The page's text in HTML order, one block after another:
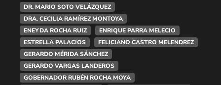
DR. MARIO SOTO VELÁZQUEZ
DRA. CECILIA RAMÍREZ MONTOYA
ENEYDA ROCHA RUIZ
ENRIQUE PARRA MELECIO
ESTRELLA PALACIOS
FELICIANO CASTRO MELENDREZ
GERARDO MÉRIDA SÁNCHEZ
GERARDO VARGAS LANDEROS
GOBERNADOR RUBÉN ROCHA MOYA